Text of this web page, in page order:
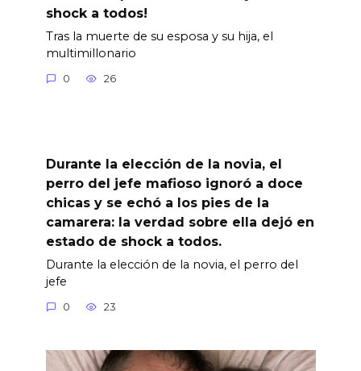
shock a todos!
Tras la muerte de su esposa y su hija, el
multimillonario
0 26
Durante la elección de la novia, el
perro del jefe mafioso ignoró a doce
chicas y se echó a los pies de la
camarera: la verdad sobre ella dejó en
estado de shock a todos.
Durante la elección de la novia, el perro del
jefe
0 23